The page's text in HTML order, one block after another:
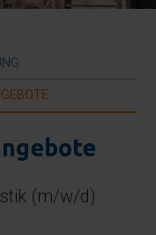
(m/w/d)